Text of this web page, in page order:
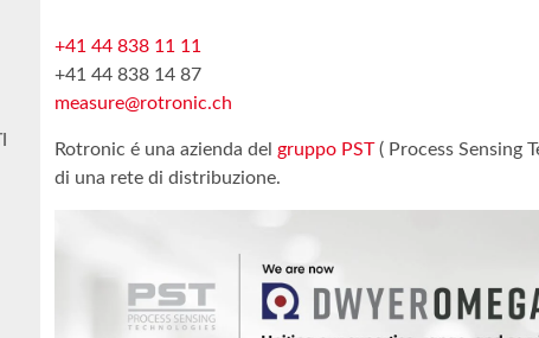
+41 44 838 11 11
+41 44 838 14 87
measure@rotronic.ch
Rotronic é una azienda del gruppo PST( Process Sensing
di una rete di distribuzione.